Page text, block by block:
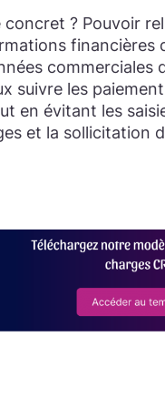
concret ? Pouvoir
financières
commerciales
suivre les
en évitant les
et la sollicitation